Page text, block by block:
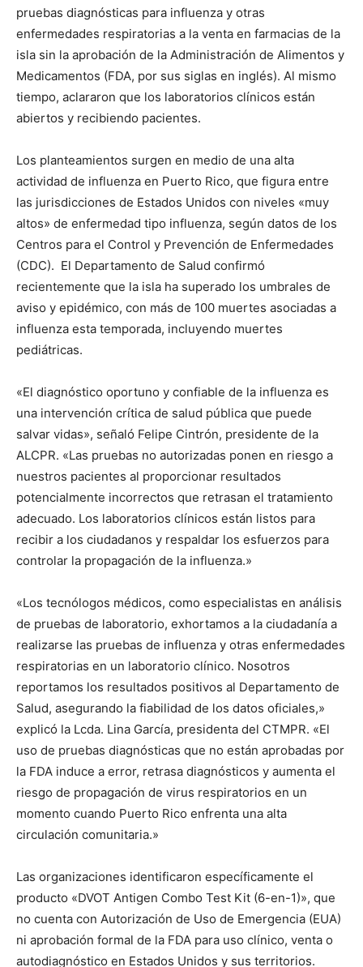
pruebas diagnósticas para influenza y otras
enfermedades respiratorias a la venta en farmacias de la
isla sin la aprobación de la Administración de Alimentos y
Medicamentos (FDA, por sus siglas en inglés). Al mismo
tiempo, aclararon que los laboratorios clínicos están
abiertos y recibiendo pacientes.
Los planteamientos surgen en medio de una alta
actividad de influenza en Puerto Rico, que figura entre
las jurisdicciones de Estados Unidos con niveles «muy
altos» de enfermedad tipo influenza, según datos de los
Centros para el Control y Prevención de Enfermedades
(CDC). El Departamento de Salud confirmó
recientemente que la isla ha superado los umbrales de
aviso y epidémico, con más de 100 muertes asociadas a
influenza esta temporada, incluyendo muertes
pediátricas.
«El diagnóstico oportuno y confiable de la influenza es
una intervención crítica de salud pública que puede
salvar vidas», señaló Felipe Cintrón, presidente de la
ALCPR. «Las pruebas no autorizadas ponen en riesgo a
nuestros pacientes al proporcionar resultados
potencialmente incorrectos que retrasan el tratamiento
adecuado. Los laboratorios clínicos están listos para
recibir a los ciudadanos y respaldar los esfuerzos para
controlar la propagación de la influenza.»
«Los tecnólogos médicos, como especialistas en análisis
de pruebas de laboratorio, exhortamos a la ciudadanía a
realizarse las pruebas de influenza y otras enfermedades
respiratorias en un laboratorio clínico. Nosotros
reportamos los resultados positivos al Departamento de
Salud, asegurando la fiabilidad de los datos oficiales,»
explicó la Lcda. Lina García, presidenta del CTMPR. «El
uso de pruebas diagnósticas que no están aprobadas por
la FDA induce a error, retrasa diagnósticos y aumenta el
riesgo de propagación de virus respiratorios en un
momento cuando Puerto Rico enfrenta una alta
circulación comunitaria.»
Las organizaciones identificaron específicamente el
producto «DVOT Antigen Combo Test Kit (6-en-1)», que
no cuenta con Autorización de Uso de Emergencia (EUA)
ni aprobación formal de la FDA para uso clínico, venta o
autodiagnóstico en Estados Unidos y sus territorios.